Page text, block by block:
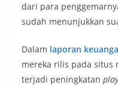
dari para
sudah menunjukkan
Dalam laporan
mereka rilis pada situs
terjadi peningkatan